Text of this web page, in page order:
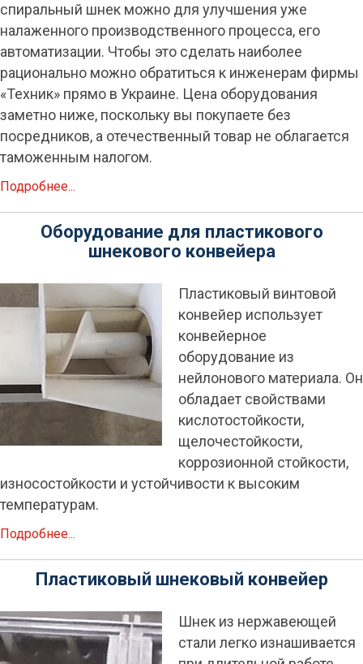
спиральный шнек можно для улучшения уже
налаженного производственного процесса, его
автоматизации. Чтобы это сделать наиболее
рационально можно обратиться к инженерам фирмы
«Техник» прямо в Украине. Цена оборудования
заметно ниже, поскольку вы покупаете без
посредников, а отечественный товар не облагается
таможенным налогом.
Подробнее...
Оборудование для пластикового
шнекового конвейера
Пластиковый винтовой
конвейер использует
конвейерное
оборудование из
нейлонового материала. Он
обладает свойствами
кислотостойкости,
щелочестойкости,
коррозионной стойкости,
износостойкости и устойчивости к высоким
температурам.
Подробнее...
Пластиковый шнековый конвейер
Шнек из нержавеющей
стали легко изнашивается